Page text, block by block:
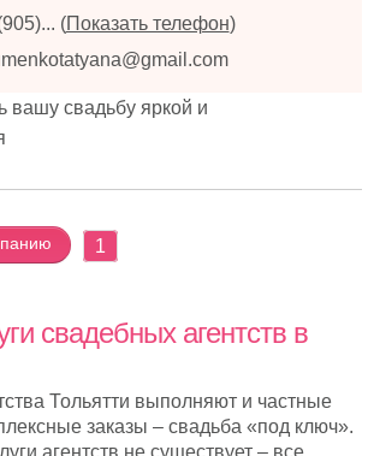
(Показать телефон)
вашу свадьбу яркой и
1
свадебных агентств в
Тольятти выполняют и частные
заказы – свадьба «под ключ».
агентств не существует – все